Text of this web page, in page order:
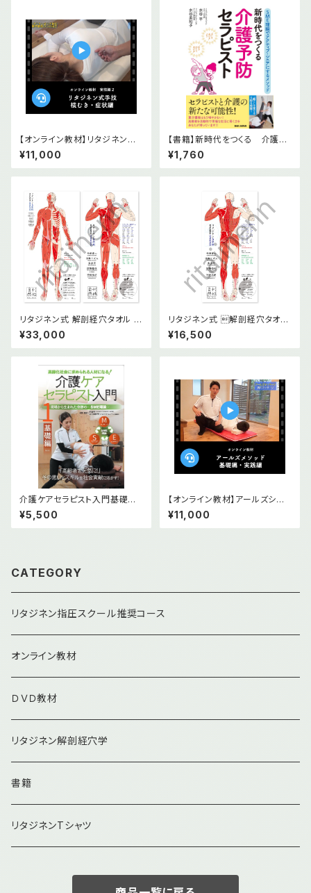
【オンライン教材】リタジネン指
圧 横むき・症状編
¥11,000
【書籍】新時代をつくる 介護予
防セラピスト
¥1,760
リタジネン式 解剖経穴タオル 前
面後面2枚セット
¥33,000
リタジネン式 解剖経穴タオル
後面
¥16,500
介護ケアセラピスト入門基礎編
DVD
¥5,500
【オンライン教材】アールズシニ
アメソッド基礎編＆実践編 2本セ
ット
¥11,000
CATEGORY
リタジネン指圧スクール推奨コース
オンライン教材
ＤＶＤ教材
リタジネン解剖経穴学
書籍
リタジネンTシャツ